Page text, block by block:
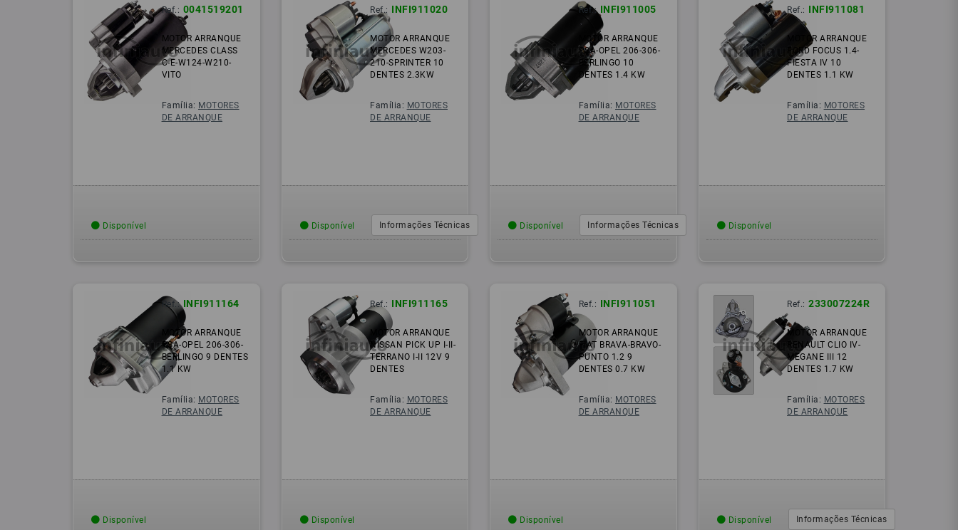
Ref.: 0041519201
MOTOR ARRANQUE
MERCEDES CLASS
C-E-W124-W210-
VITO
Família: MOTORES
DE ARRANQUE
Disponível
Ref.: INFI911020
MOTOR ARRANQUE
MERCEDES W203-
210-SPRINTER 10
DENTES 2.3KW
Família: MOTORES
DE ARRANQUE
Disponível Informações Técnicas
Ref.: INFI911005
MOTOR ARRANQUE
PSA-OPEL 206-306-
BERLINGO 10
DENTES 1.4 KW
Família: MOTORES
DE ARRANQUE
Disponível Informações Técnicas
Ref.: INFI911081
MOTOR ARRANQUE
FORD FOCUS 1.4-
FIESTA IV 10
DENTES 1.1 KW
Família: MOTORES
DE ARRANQUE
Disponível
Ref.: INFI911164
MOTOR ARRANQUE
PSA-OPEL 206-306-
BERLINGO 9 DENTES
1.1 KW
Família: MOTORES
DE ARRANQUE
Disponível
Ref.: INFI911165
MOTOR ARRANQUE
NISSAN PICK UP I-II-
TERRANO I-II 12V 9
DENTES
Família: MOTORES
DE ARRANQUE
Disponível
Ref.: INFI911051
MOTOR ARRANQUE
FIAT BRAVA-BRAVO-
PUNTO 1.2 9
DENTES 0.7 KW
Família: MOTORES
DE ARRANQUE
Disponível
Ref.: 233007224R
MOTOR ARRANQUE
RENAULT CLIO IV-
MEGANE III 12
DENTES 1.7 KW
Família: MOTORES
DE ARRANQUE
Disponível Informações Técnicas